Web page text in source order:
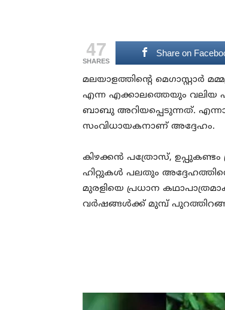
47
SHARES
Share on
മലയാളത്തിന്റെ മെഗാസ്റ്റാർ
എന്ന എക്കാലത്തെയും വലിയ
ബാബു അറിയപ്പെടുന്നത്.
സംവിധായകനാണ് അദ്ദേഹം.
കിഴക്കൻ പത്രോസ്, ഉപ്പുകണ്ടം
ഹിറ്റുകൾ പലതും
മുരളിയെ പ്രധാന
വർഷങ്ങൾക്ക് മുമ്പ്